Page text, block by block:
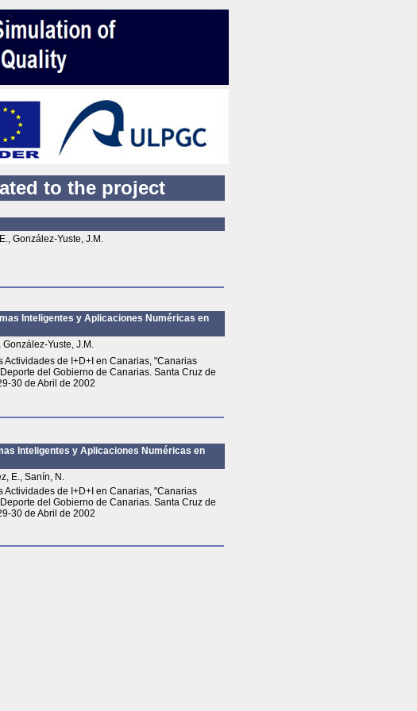
to the project
González-Yuste, J.M.
Inteligentes y Aplicaciones Numéricas en
Yuste, J.M.
Actividades de I+D+I en Canarias, "Canarias
del Gobierno de Canarias. Santa Cruz de
30 de Abril de 2002
Inteligentes y Aplicaciones Numéricas en
E., Sanín, N.
Actividades de I+D+I en Canarias, "Canarias
del Gobierno de Canarias. Santa Cruz de
30 de Abril de 2002